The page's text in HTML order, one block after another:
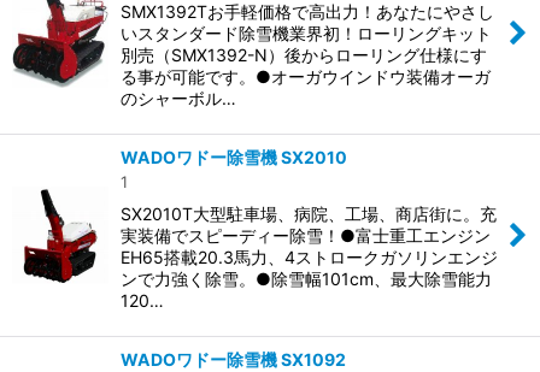
SMX1392Tお手軽価格で高出力！あなたにやさし
いスタンダード除雪機業界初！ローリングキット
別売（SMX1392-N）後からローリング仕様にす
る事が可能です。●オーガウインドウ装備オーガ
のシャーボル…
WADOワドー除雪機 SX2010
1
SX2010T大型駐車場、病院、工場、商店街に。充
実装備でスピーディー除雪！●富士重工エンジン
EH65搭載20.3馬力、4ストロークガソリンエンジ
ンで力強く除雪。●除雪幅101cm、最大除雪能力
120…
WADOワドー除雪機 SX1092